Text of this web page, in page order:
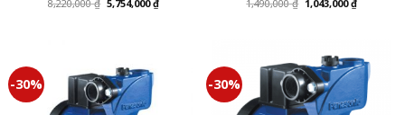
8,220,000₫ 5,754,000₫
1,490,000₫ 1,043,000₫
-30% -30%